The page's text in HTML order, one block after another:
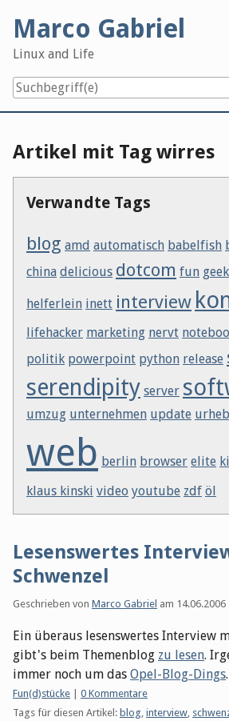
content
Marco Gabriel
Linux and Life
Artikel mit Tag wirres
Verwandte Tags
blog amd automatisch babelfish
china delicious dotcom fun geek
helferlein inett interview
lifehacker marketing nervt
politik powerpoint python release
serendipity server
umzug unternehmen update
web berlin browser elite
klaus kinski video youtube zdf öl
Lesenswertes
Schwenzel
Geschrieben von Marco Gabriel am 14.06.2006
Ein überaus lesenswertes Interview
gibt's beim Themenblog zu lesen.
immer noch um das Opel-Blog-Dings.
Kategorien:
Fun(d)stücke
0 Kommentare
Tags für diesen Artikel: blog, interview,